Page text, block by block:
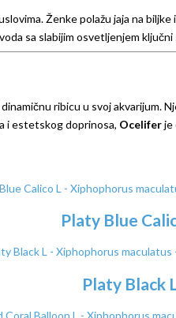
Ženke polažu jaja na
sa slabijim osvetljenjem ključni
ribicu u svoj
i estetskog doprinosa, Oceliferje
Platy Blue
Platy Black